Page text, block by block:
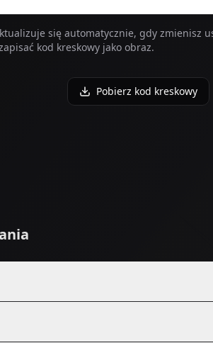
się automatycznie, gdy zmienisz
kod kreskowy jako obraz.
Pobierz kod kreskowy